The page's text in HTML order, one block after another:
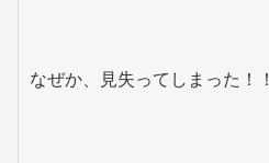
なぜか、見失ってしまった！！